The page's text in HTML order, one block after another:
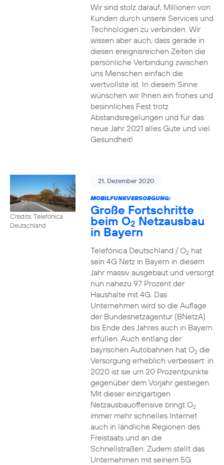
Wir sind stolz darauf, Millionen von
Kunden durch unsere Services und
Technologien zu verbinden. Wir
wissen aber auch, dass gerade in
diesen ereignisreichen Zeiten die
persönliche Verbindung zwischen
uns Menschen einfach die
wertvollste ist. In diesem Sinne
wünschen wir Ihnen ein frohes und
besinnliches Fest trotz
Abstandsregelungen und für das
neue Jahr 2021 alles Gute und viel
Gesundheit!
Credits: Telefónica
Deutschland
21. Dezember 2020
MOBILFUNKVERSORGUNG:
Große Fortschritte
beim O2 Netzausbau
in Bayern
Telefónica Deutschland / O2hat
sein 4G Netz in Bayern in diesem
Jahr massiv ausgebaut und versorgt
nun nahezu 97 Prozent der
Haushalte mit 4G. Das
Unternehmen wird so die Auflage
der Bundesnetzagentur (BNetzA)
bis Ende des Jahres auch in Bayern
erfüllen. Auch entlang der
bayrischen Autobahnen hat O2die
Versorgung erheblich verbessert: in
2020 ist sie um 20 Prozentpunkte
gegenüber dem Vorjahr gestiegen.
Mit dieser einzigartigen
Netzausbauoffensive bringt O2
immer mehr schnelles Internet
auch in ländliche Regionen des
Freistaats und an die
Schnellstraßen. Zudem stellt das
Unternehmen mit seinem 5G